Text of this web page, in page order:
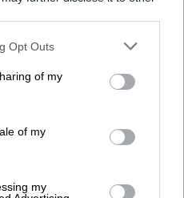
uses one or more Google
behaviour. You may click to
and its third-party tags to
purposes in below Google
Opt Outs
of my
of my
my
τον νόμο
ανήλικα άτομα,
ατόμων στους
χώρο.
στιγμές
το
τα ΜΜΕ, τους δικούς